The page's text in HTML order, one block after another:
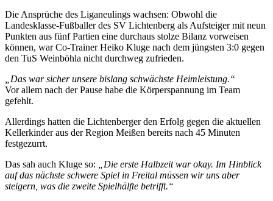
Die Ansprüche des Liganeulings wachsen: Obwohl die
Landesklasse-Fußballer des SV Lichtenberg als Aufsteiger mit neun
Punkten aus fünf Partien eine durchaus stolze Bilanz vorweisen
können, war Co-Trainer Heiko Kluge nach dem jüngsten 3:0 gegen
den TuS Weinböhla nicht durchweg zufrieden.
„Das war sicher unsere bislang schwächste Heimleistung.“
Vor allem nach der Pause habe die Körperspannung im Team
gefehlt.
Allerdings hatten die Lichtenberger den Erfolg gegen die aktuellen
Kellerkinder aus der Region Meißen bereits nach 45 Minuten
festgezurrt.
Das sah auch Kluge so:
„Die erste Halbzeit war okay. Im Hinblick
auf das nächste schwere Spiel in Freital müssen wir uns aber
steigern, was die zweite Spielhälfte betrifft.“